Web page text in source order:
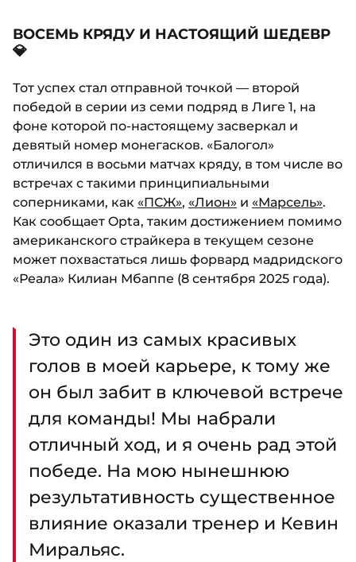
ВОСЕМЬ КРЯДУ И НАСТОЯЩИЙ ШЕДЕВР
💎
Тот успех стал отправной точкой — второй
победой в серии из семи подряд в Лиге 1, на
фоне которой по-настоящему засверкал и
девятый номер монегасков. «Балогол»
отличился в восьми матчах кряду, в том числе во
встречах с такими принципиальными
соперниками, как «ПСЖ», «Лион» и «Марсель».
Как сообщает Opta, таким достижением помимо
американского страйкера в текущем сезоне
может похвастаться лишь форвард мадридского
«Реала» Килиан Мбаппе (8 сентября 2025 года).
Это один из самых красивых
голов в моей карьере, к тому же
он был забит в ключевой встрече
для команды! Мы набрали
отличный ход, и я очень рад этой
победе. На мою нынешнюю
результативность существенное
влияние оказали тренер и Кевин
Миральяс.